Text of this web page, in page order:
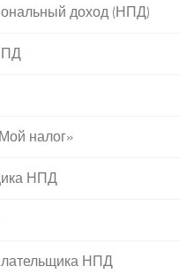
доход (НПД)
налог»
НПД
НПД